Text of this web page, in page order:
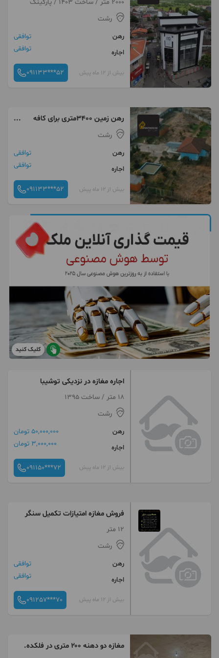
خرمشهر
2000 متر / ساخت 1403 / پارکینگ
رشت
رهن
توافقی
اجاره
توافقی
بیش از 12 ماه پیش 091133***52
رهن زمین ۳۴۰۰متری برای کافه
رستوران .گلسار رشت
رشت
رهن
توافقی
اجاره
توافقی
بیش از 12 ماه پیش 091133***52
کلیک کنید
اجاره مغازه در نزدیکی توشیبا
18 متر / ساخت 1395
رشت
رهن
50,000,000 تومان
اجاره
3,000,000 تومان
بیش از 12 ماه پیش 091150***72
فروش مغازه امتیازات تکمیل سنگر
12 متر
رشت
رهن
توافقی
اجاره
توافقی
بیش از 12 ماه پیش 091257***70
مغازه دو دهنه ۲۰۰ متری در فلکده.